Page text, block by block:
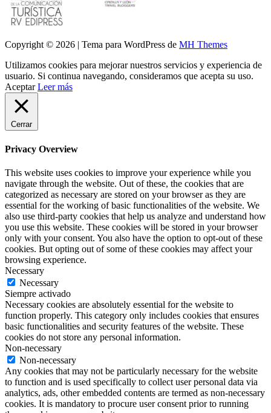
Copyright © 2026 | Tema para WordPress de MH Themes
Utilizamos cookies para mejorar nuestros servicios y experiencia de
usuario. Si continua navegando, consideramos que acepta su uso.
Aceptar Leer más
Cerrar
Privacy Overview
This website uses cookies to improve your experience while you
navigate through the website. Out of these, the cookies that are
categorized as necessary are stored on your browser as they are
essential for the working of basic functionalities of the website. We
also use third-party cookies that help us analyze and understand how
you use this website. These cookies will be stored in your browser
only with your consent. You also have the option to opt-out of these
cookies. But opting out of some of these cookies may affect your
browsing experience.
Necessary
Necessary
Siempre activado
Necessary cookies are absolutely essential for the website to
function properly. This category only includes cookies that ensures
basic functionalities and security features of the website. These
cookies do not store any personal information.
Non-necessary
Non-necessary
Any cookies that may not be particularly necessary for the website
to function and is used specifically to collect user personal data via
analytics, ads, other embedded contents are termed as non-necessary
cookies. It is mandatory to procure user consent prior to running